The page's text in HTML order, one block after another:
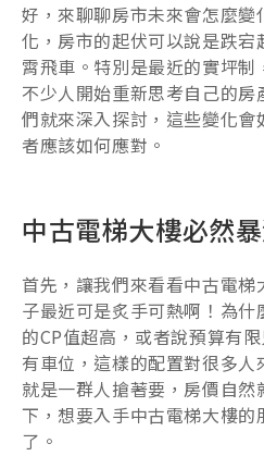
好，來聊聊房市未來會怎麼變
化，房市的起伏可以說是跌
霄飛車。特別是最近的實坪
不少人開始重新思考自己的
們就來深入探討，這些變化
者應該如何應對。
中古電梯大樓必然
首先，讓我們來看看中古電
子最近可是炙手可熱啊！為
的CP值超高，或者說預算有
有車位，這樣的配置對很多
就是一群人搶著要，房價自
下，想要入手中古電梯大樓的
了。